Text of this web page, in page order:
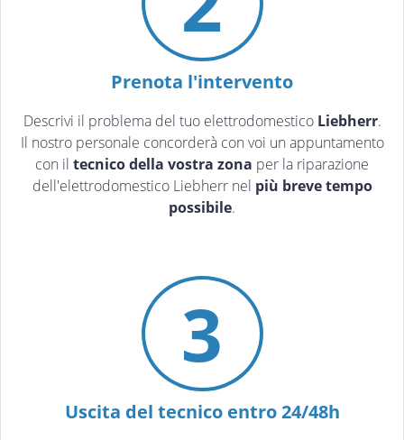
Prenota l'intervento
Descrivi il problema del tuo elettrodomestico Liebherr.
Il nostro personale concorderà con voi un appuntamento
con il tecnico della vostra zona per la riparazione
dell'elettrodomestico Liebherr nel più breve tempo
possibile.
3
Uscita del tecnico entro 24/48h